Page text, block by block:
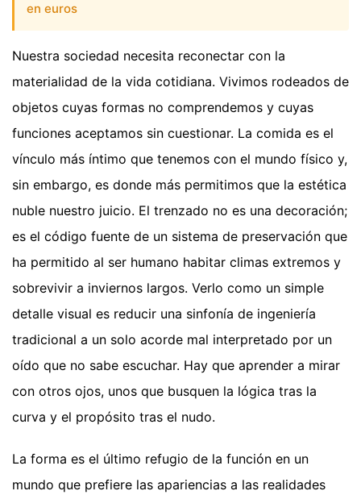
en euros
Nuestra sociedad necesita reconectar con la
materialidad de la vida cotidiana. Vivimos rodeados de
objetos cuyas formas no comprendemos y cuyas
funciones aceptamos sin cuestionar. La comida es el
vínculo más íntimo que tenemos con el mundo físico y,
sin embargo, es donde más permitimos que la estética
nuble nuestro juicio. El trenzado no es una decoración;
es el código fuente de un sistema de preservación que
ha permitido al ser humano habitar climas extremos y
sobrevivir a inviernos largos. Verlo como un simple
detalle visual es reducir una sinfonía de ingeniería
tradicional a un solo acorde mal interpretado por un
oído que no sabe escuchar. Hay que aprender a mirar
con otros ojos, unos que busquen la lógica tras la
curva y el propósito tras el nudo.
La forma es el último refugio de la función en un
mundo que prefiere las apariencias a las realidades